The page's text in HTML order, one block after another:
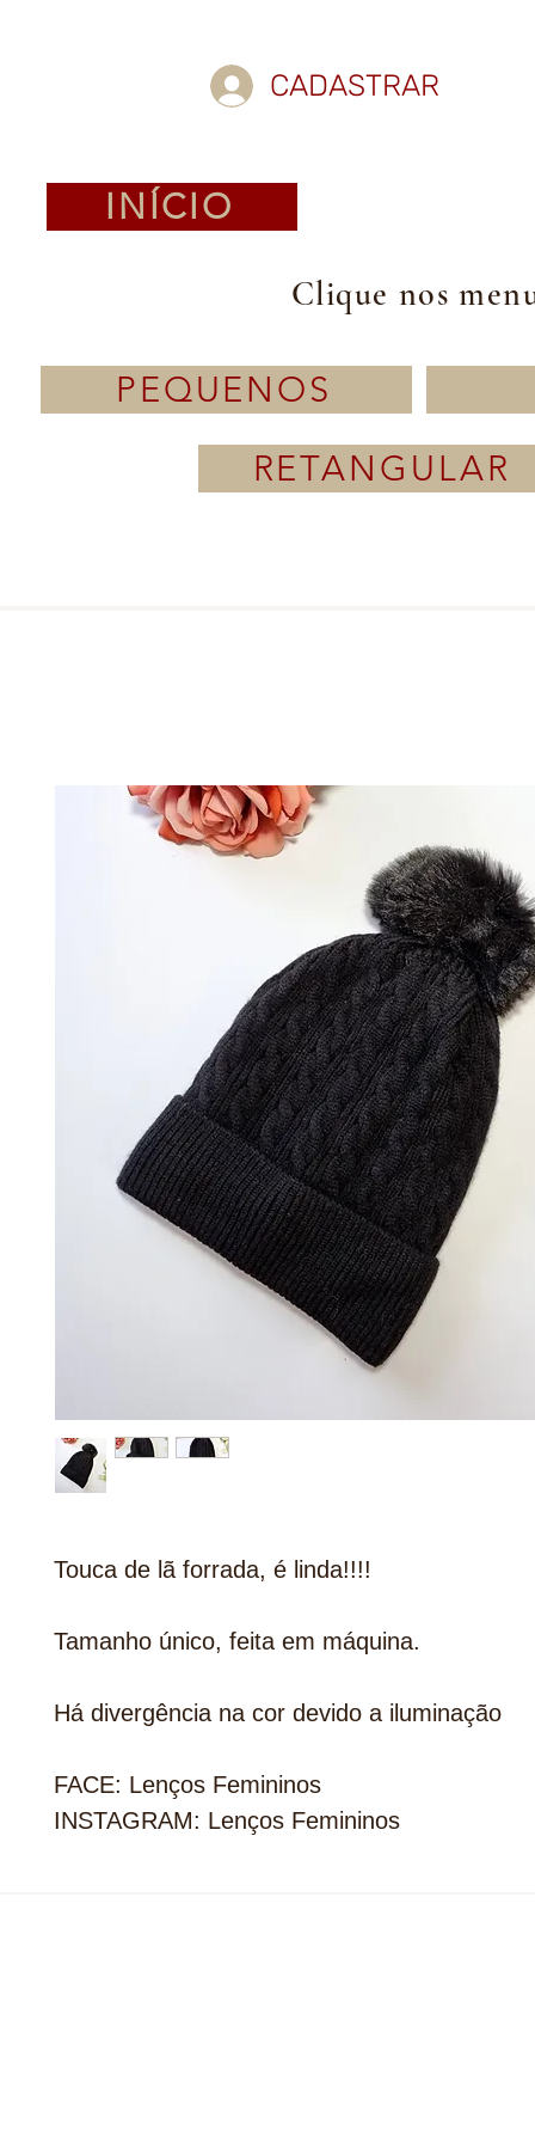
CADASTRAR
INÍCIO
Clique nos
PEQUENOS
RETANGULAR
Touca de lã forrada, é linda!!!!
Tamanho único, feita em máquina.
Há divergência na cor devido a iluminação
FACE: Lenços Femininos
INSTAGRAM: Lenços Femininos